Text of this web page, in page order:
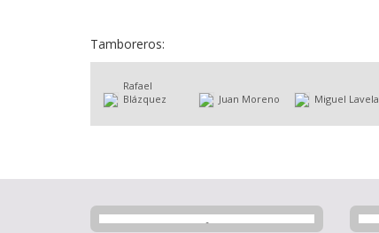
Tamboreros:
Rafael
Blázquez
Juan Moreno Miguel Lavela